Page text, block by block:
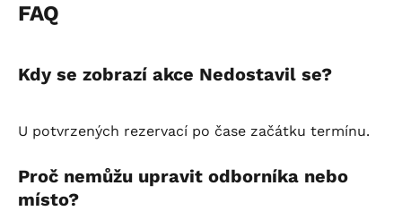
FAQ
Kdy se zobrazí akce Nedostavil se?
U potvrzených rezervací po čase začátku termínu.
Proč nemůžu upravit odborníka nebo
místo?